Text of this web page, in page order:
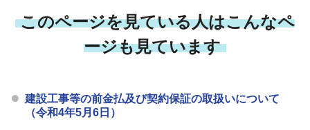
このページを見ている人はこんなペ
ージも見ています
建設工事等の前金払及び契約保証の取扱いについて
（令和4年5月6日）